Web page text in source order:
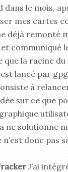
dans le mois,
mes cartes
déjà remonté
communiqué
que la racine
est lancé par
à
sur ce que
ne solutionne
n’est donc pas
J’ai